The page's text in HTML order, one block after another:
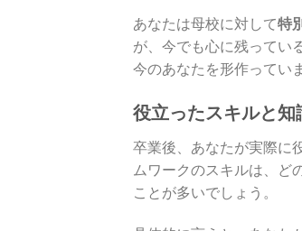
あなたは母校に対して特
が、今でも心に残ってい
今のあなたを形作ってい
役立ったスキルと知
卒業後、あなたが実際に
ムワークのスキルは、ど
ことが多いでしょう。